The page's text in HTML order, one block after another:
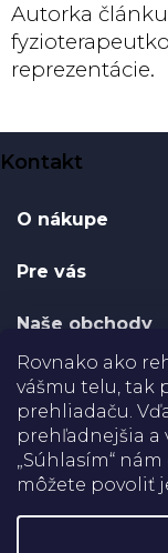
Rovnako ako
vášmu telu, tak
prehliadaču.
prehľadnejšia a
„Súhlasím“
môžete povoliť
Autorka
reprezentácie.
á
Kontakt
O nákupe
Pre vás
Naše obchody
Certifikáty
Doprava
Platba